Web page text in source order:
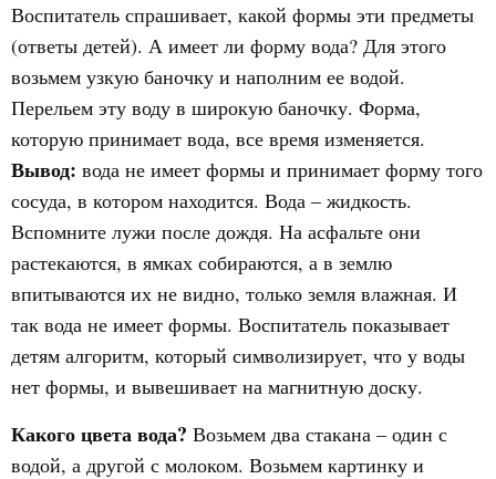
Воспитатель спрашивает, какой формы эти предметы
(ответы детей). А имеет ли форму вода? Для этого
возьмем узкую баночку и наполним ее водой.
Перельем эту воду в широкую баночку. Форма,
которую принимает вода, все время изменяется.
Вывод: вода не имеет формы и принимает форму того
сосуда, в котором находится. Вода – жидкость.
Вспомните лужи после дождя. На асфальте они
растекаются, в ямках собираются, а в землю
впитываются их не видно, только земля влажная. И
так вода не имеет формы. Воспитатель показывает
детям алгоритм, который символизирует, что у воды
нет формы, и вывешивает на магнитную доску.
Какого цвета вода? Возьмем два стакана – один с
водой, а другой с молоком. Возьмем картинку и